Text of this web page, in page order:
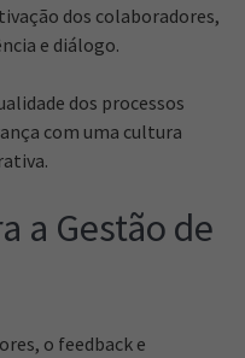
dos colaboradores,
e diálogo.
dos processos
com uma cultura
a Gestão de
o feedback e